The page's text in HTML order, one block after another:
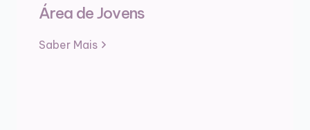
Área de Jovens
Saber Mais